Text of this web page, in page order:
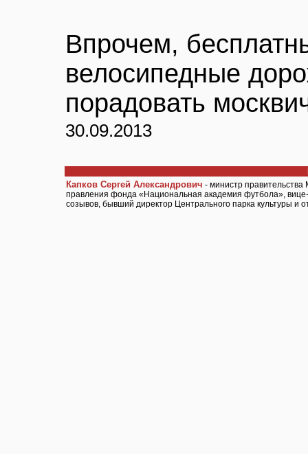
Впрочем,
велосипедные
порадовать
30.09.2013
Капков Сергей Александрович - министр
правления фонда «Национальная академия футбола»,
созывов, бывший директор Центрального парка культуры и